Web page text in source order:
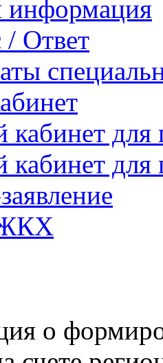
информация
Ответ
кабинет
о